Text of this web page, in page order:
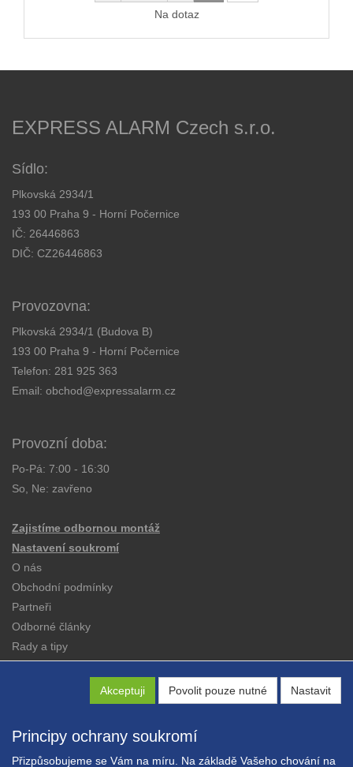
Akceptuji Povolit pouze nutné Nastavit
Principy ochrany soukromí
Přizpůsobujeme se Vám na míru. Na základě Vašeho chování na
Na dotaz
EXPRESS ALARM Czech s.r.o.
Sídlo:
Plkovská 2934/1
193 00 Praha 9 - Horní Počernice
IČ: 26446863
DIČ: CZ26446863
Provozovna:
Plkovská 2934/1 (Budova B)
193 00 Praha 9 - Horní Počernice
Telefon: 281 925 363
Email: obchod@expressalarm.cz
Provozní doba:
Po-Pá: 7:00 - 16:30
So, Ne: zavřeno
Zajistíme odbornou montáž
Nastavení soukromí
O nás
Obchodní podmínky
Partneři
Odborné články
Rady a tipy